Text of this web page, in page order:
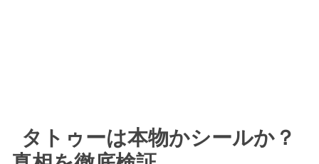
タトゥーは本物かシールか？